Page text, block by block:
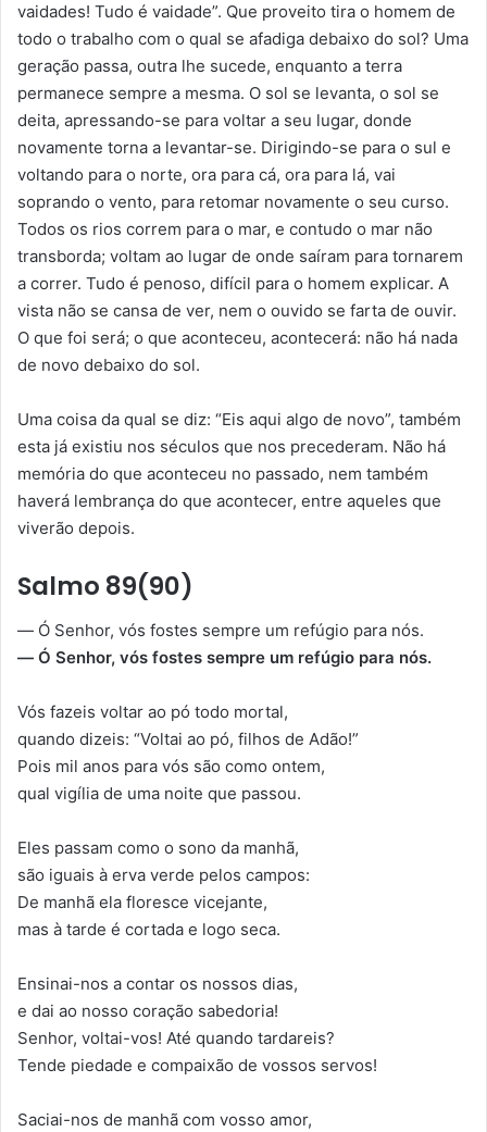
vaidades! Tudo é vaidade”. Que proveito tira o homem de
todo o trabalho com o qual se afadiga debaixo do sol? Uma
geração passa, outra lhe sucede, enquanto a terra
permanece sempre a mesma. O sol se levanta, o sol se
deita, apressando-se para voltar a seu lugar, donde
novamente torna a levantar-se. Dirigindo-se para o sul e
voltando para o norte, ora para cá, ora para lá, vai
soprando o vento, para retomar novamente o seu curso.
Todos os rios correm para o mar, e contudo o mar não
transborda; voltam ao lugar de onde saíram para tornarem
a correr. Tudo é penoso, difícil para o homem explicar. A
vista não se cansa de ver, nem o ouvido se farta de ouvir.
O que foi será; o que aconteceu, acontecerá: não há nada
de novo debaixo do sol.
Uma coisa da qual se diz: “Eis aqui algo de novo”, também
esta já existiu nos séculos que nos precederam. Não há
memória do que aconteceu no passado, nem também
haverá lembrança do que acontecer, entre aqueles que
viverão depois.
Salmo 89(90)
— Ó Senhor, vós fostes sempre um refúgio para nós.
— Ó Senhor, vós fostes sempre um refúgio para nós.
Vós fazeis voltar ao pó todo mortal,
quando dizeis: “Voltai ao pó, filhos de Adão!”
Pois mil anos para vós são como ontem,
qual vigília de uma noite que passou.
Eles passam como o sono da manhã,
são iguais à erva verde pelos campos:
De manhã ela floresce vicejante,
mas à tarde é cortada e logo seca.
Ensinai-nos a contar os nossos dias,
e dai ao nosso coração sabedoria!
Senhor, voltai-vos! Até quando tardareis?
Tende piedade e compaixão de vossos servos!
Saciai-nos de manhã com vosso amor,